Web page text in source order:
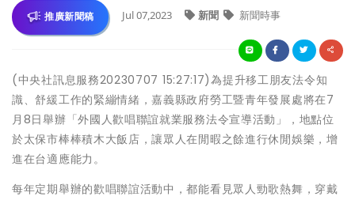
推廣新聞稿 Jul 07,2023 新聞 新聞時事
(中央社訊息服務20230707 15:27:17)為提升移工朋友法令知
識、舒緩工作的緊繃情緒，嘉義縣政府勞工暨青年發展處將在7
月8日舉辦「外國人歡唱聯誼就業服務法令宣導活動」，地點位
於太保市棒棒積木大飯店，讓眾人在閒暇之餘進行休閒娛樂，增
進在台適應能力。
每年定期舉辦的歡唱聯誼活動中，都能看見眾人勁歌熱舞，穿戴